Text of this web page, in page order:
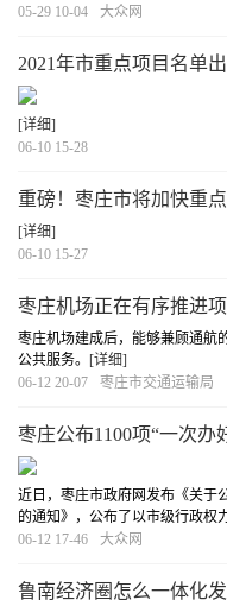
05-29 10-04
大众网
2021年市重点项目名单
[详细]
06-10 15-28
重磅！枣庄市将加快重
[详细]
06-10 15-27
枣庄机场正在有序推进
枣庄机场建成后，能够兼顾通航
公共服务。 [详细]
06-12 20-07
枣庄市交通运输局
枣庄公布1100项“一次办
近日，枣庄市政府网发布《关于
的通知》，公布了以市级行政权
的“一次办好”事项1100项，“零跑
06-12 17-46 大众网
鲁南经济圈怎么一体化